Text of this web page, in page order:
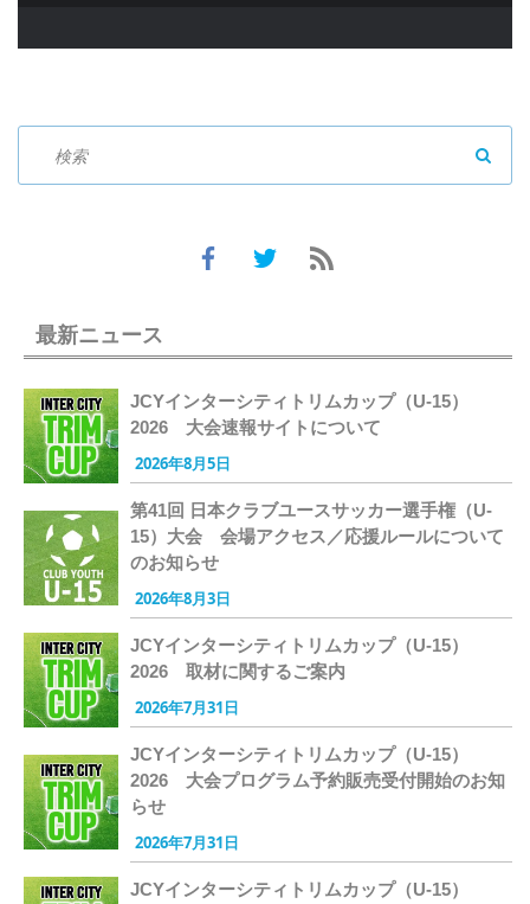
最新ニュース
JCYインターシティトリムカップ（U-15）
2026 大会速報サイトについて
2026年8月5日
第41回 日本クラブユースサッカー選手権（U-
15）大会 会場アクセス／応援ルールについて
のお知らせ
2026年8月3日
JCYインターシティトリムカップ（U-15）
2026 取材に関するご案内
2026年7月31日
JCYインターシティトリムカップ（U-15）
2026 大会プログラム予約販売受付開始のお知
らせ
2026年7月31日
JCYインターシティトリムカップ（U-15）